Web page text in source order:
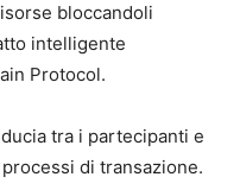
bloccandoli
intelligente
Protocol.
tra i partecipanti e
di transazione.